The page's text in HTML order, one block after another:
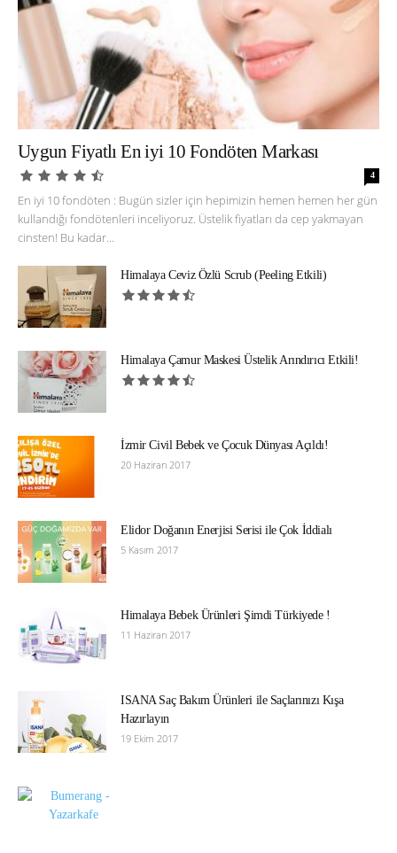
Uygun Fiyatlı En iyi 10 Fondöten Markası
4
En iyi 10 fondöten : Bugün sizler için hepimizin hemen hemen her gün
kullandığı fondötenleri inceliyoruz. Üstelik fiyatları da cep yakmayan
cinsten! Bu kadar...
Himalaya Ceviz Özlü Scrub (Peeling Etkili)
Himalaya Çamur Maskesi Üstelik Arındırıcı Etkili!
İzmir Civil Bebek ve Çocuk Dünyası Açıldı!
20 Haziran 2017
Elidor Doğanın Enerjisi Serisi ile Çok İddialı
5 Kasım 2017
Himalaya Bebek Ürünleri Şimdi Türkiyede !
11 Haziran 2017
ISANA Saç Bakım Ürünleri ile Saçlarınızı Kışa
Hazırlayın
19 Ekim 2017